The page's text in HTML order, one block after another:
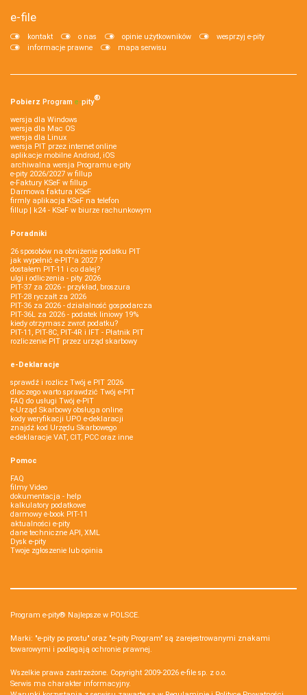
e-file
kontakt o nas opinie użytkowników
wesprzyj e-pity
informacje prawne
mapa serwisu
Pobierz Program e‑pity®
wersja dla Windows
wersja dla Mac OS
wersja dla Linux
wersja PIT przez internet online
aplikacje mobilne Android, iOS
archiwalna wersja Programu e-pity
e-pity 2026/2027 w fillup
e‑Faktury KSeF w fillup
Darmowa faktura KSeF
firmly aplikacja KSeF na telefon
fillup | k24 - KSeF w biurze rachunkowym
Poradniki
26 sposobów na obniżenie podatku PIT
jak wypełnić e-PIT'a 2027 ?
dostałem PIT-11 i co dalej?
ulgi i odliczenia - pity 2026
PIT-37 za 2026 - przykład, broszura
PIT-28 ryczałt za 2026
PIT-36 za 2026 - działalność gospodarcza
PIT-36L za 2026 - podatek liniowy 19%
kiedy otrzymasz zwrot podatku?
PIT-11, PIT-8C, PIT-4R i IFT - Płatnik PIT
rozliczenie PIT przez urząd skarbowy
e-Deklaracje
sprawdź i rozlicz Twój e PIT 2026
dlaczego warto sprawdzić Twój e-PIT
FAQ do usługi Twój e-PIT
e-Urząd Skarbowy obsługa online
kody weryfikacji UPO e-deklaracji
znajdź kod Urzędu Skarbowego
e-deklaracje VAT, CIT, PCC oraz inne
Pomoc
FAQ
filmy Video
dokumentacja - help
kalkulatory podatkowe
darmowy e-book PIT-11
aktualności e-pity
dane techniczne API, XML
Dysk e-pity
Twoje zgłoszenie lub opinia
Program e-pity® Najlepsze w POLSCE.
Marki: "e-pity po prostu" oraz "e-pity Program" są zarejestrowanymi znakami
towarowymi i podlegają ochronie prawnej.
Wszelkie prawa zastrzeżone. Copyright 2009-2026 e-file sp. z o.o.
Serwis ma charakter informacyjny.